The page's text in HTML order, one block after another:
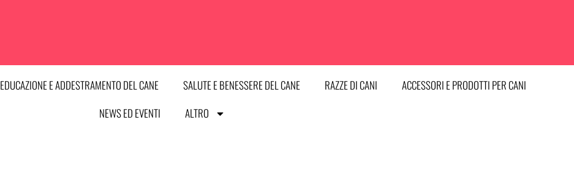
EDUCAZIONE E ADDESTRAMENTO DEL CANE SALUTE E BENESSERE DEL CANE RAZZE DI CANI
ACCESSORI E PRODOTTI PER CANI
NEWS ED EVENTI
ALTRO